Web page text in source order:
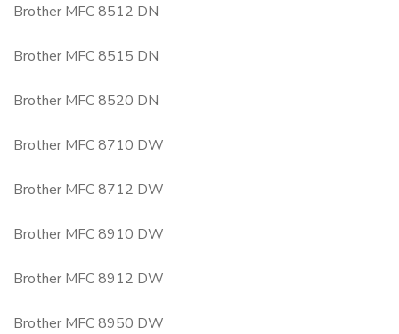
Brother MFC 8512 DN
Brother MFC 8515 DN
Brother MFC 8520 DN
Brother MFC 8710 DW
Brother MFC 8712 DW
Brother MFC 8910 DW
Brother MFC 8912 DW
Brother MFC 8950 DW